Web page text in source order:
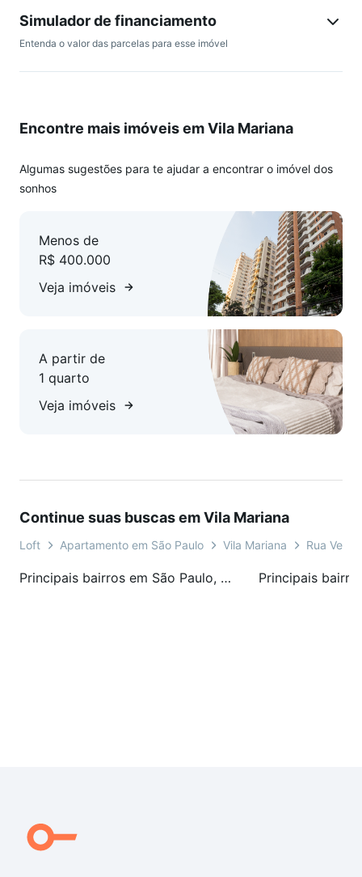
Simulador de financiamento
Entenda o valor das parcelas para esse imóvel
Encontre mais imóveis em Vila Mariana
Algumas sugestões para te ajudar a encontrar o imóvel dos
sonhos
Menos de
R$ 400.000
Veja imóveis
A partir de
1 quarto
Veja imóveis
Continue suas buscas em Vila Mariana
Loft Apartamento em São Paulo Vila Mariana Rua
Principais bairros em São Paulo, SP